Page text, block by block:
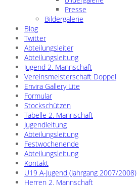
Presse
Bildergalerie
Blog
Twitter
Abteilungsleiter
Abteilungsleitung
Jugend 2. Mannschaft
Vereinsmeisterschaft Doppel
Envira Gallery Lite
Formular
Stockschützen
Tabelle 2. Mannschaft
Jugendleitung
Abteilungsleitung
Festwochenende
Abteilungsleitung
Kontakt
U19 A-Jugend (Jahrgang 2007/2008)
Herren 2. Mannschaft